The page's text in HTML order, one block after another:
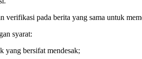
pada berita yang sama untuk
syarat:
yang bersifat mendesak;